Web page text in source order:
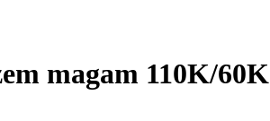
magam 110K/60K